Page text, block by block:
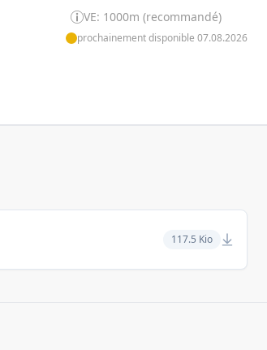
VE: 1000m (recommandé)
prochainement disponible 07.08.2026
117.5 Kio